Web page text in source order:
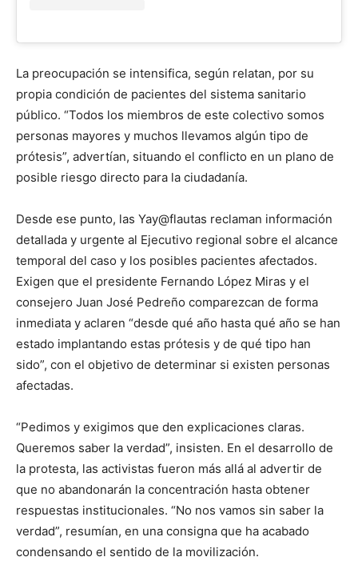
La preocupación se intensifica, según relatan, por su
propia condición de pacientes del sistema sanitario
público. “Todos los miembros de este colectivo somos
personas mayores y muchos llevamos algún tipo de
prótesis”, advertían, situando el conflicto en un plano de
posible riesgo directo para la ciudadanía.
Desde ese punto, las Yay@flautas reclaman información
detallada y urgente al Ejecutivo regional sobre el alcance
temporal del caso y los posibles pacientes afectados.
Exigen que el presidente Fernando López Miras y el
consejero Juan José Pedreño comparezcan de forma
inmediata y aclaren “desde qué año hasta qué año se han
estado implantando estas prótesis y de qué tipo han
sido”, con el objetivo de determinar si existen personas
afectadas.
“Pedimos y exigimos que den explicaciones claras.
Queremos saber la verdad”, insisten. En el desarrollo de
la protesta, las activistas fueron más allá al advertir de
que no abandonarán la concentración hasta obtener
respuestas institucionales. “No nos vamos sin saber la
verdad”, resumían, en una consigna que ha acabado
condensando el sentido de la movilización.